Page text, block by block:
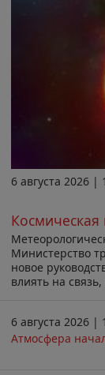
6 августа 2026 |
Космическая
Министерство
новое
влиять на
6 августа 2026 |
Атмосфера